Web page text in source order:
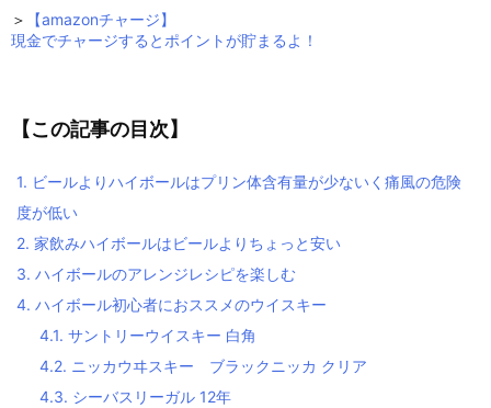
＞
【amazonチャージ】
現金でチャージするとポイントが貯まるよ！
【この記事の目次】
1. ビールよりハイボールはプリン体含有量が少ないく痛風の危険
度が低い
2. 家飲みハイボールはビールよりちょっと安い
3. ハイボールのアレンジレシピを楽しむ
4. ハイボール初心者におススメのウイスキー
4.1. サントリーウイスキー 白角
4.2. ニッカウヰスキー ブラックニッカ クリア
4.3. シーバスリーガル 12年